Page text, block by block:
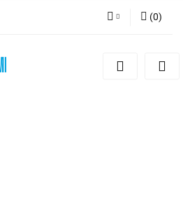
Zarejestruj się
(0)